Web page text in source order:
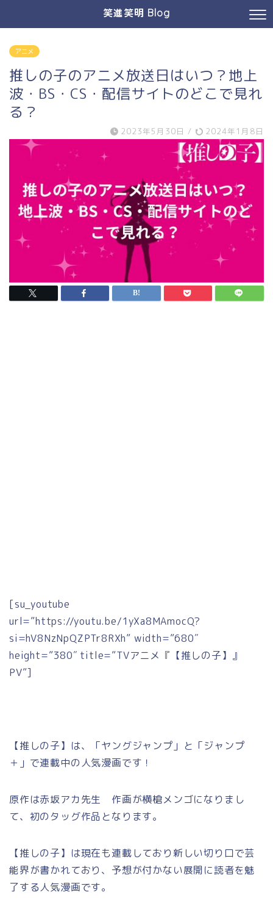
笑進笑明 Blog
アニメ
推しの子のアニメ放送日はいつ？地上
波・BS・CS・配信サイトのどこで見れ
る？
2023年5月30日 / 2024年1月8日
[su_youtube
url=”https://youtu.be/1yXa8MAmocQ?
si=hV8NzNpQZPTr8RXh” width=”680″
height=”380″ title=”TVアニメ『【推しの子】』
PV”]
【推しの子】は、「ヤングジャンプ」と「ジャンプ
＋」で連載中の人気漫画です！
原作は赤坂アカ先生 作画が横槍メンゴになりまし
て、初のタッグ作品となります。
【推しの子】は現在も連載しており新しい切り口で芸
能界が書かれており、予想が付かない展開に読者を魅
了する人気漫画です。